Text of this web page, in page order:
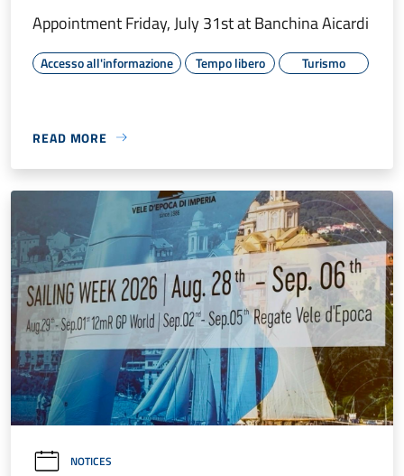
Appointment Friday, July 31st at Banchina Aicardi
Accesso all'informazione Tempo libero Turismo
READ MORE
NOTICES